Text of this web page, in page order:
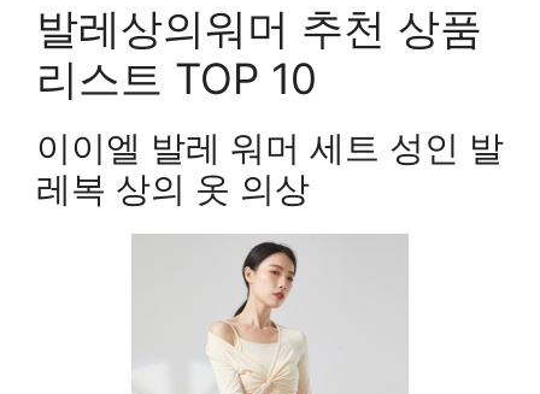
발레상의워머 추천 상품
리스트 TOP 10
이이엘 발레 워머 세트 성인 발
레복 상의 옷 의상